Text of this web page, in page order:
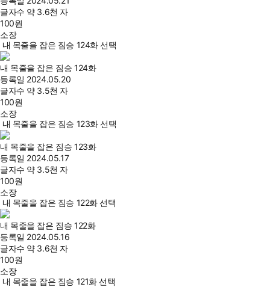
글자수 약 3.6천 자
100원
소장
내 목줄을 잡은 짐승 124화 선택
내 목줄을 잡은 짐승 124화
등록일 2024.05.20
글자수 약 3.5천 자
100원
소장
내 목줄을 잡은 짐승 123화 선택
내 목줄을 잡은 짐승 123화
등록일 2024.05.17
글자수 약 3.5천 자
100원
소장
내 목줄을 잡은 짐승 122화 선택
내 목줄을 잡은 짐승 122화
등록일 2024.05.16
글자수 약 3.6천 자
100원
소장
내 목줄을 잡은 짐승 121화 선택